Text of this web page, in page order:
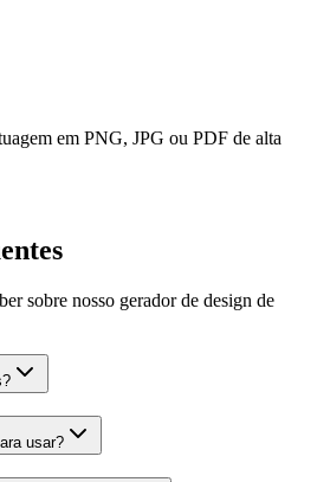
em PNG, JPG ou PDF de alta
sobre nosso gerador de design de
usar?